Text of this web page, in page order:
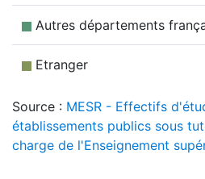
Autres départements
Etranger
Source : MESR - Effectifs
établissements publics sous
charge de l'Enseignement